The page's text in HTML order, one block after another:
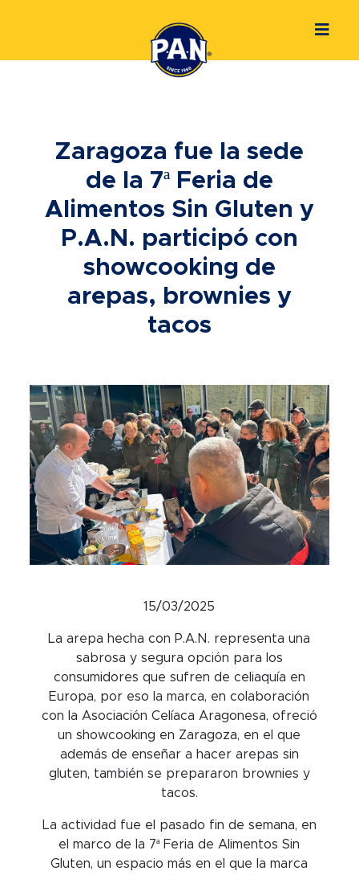
Zaragoza fue la sede
de la 7ª Feria de
Alimentos Sin Gluten y
P.A.N. participó con
showcooking de
arepas, brownies y
tacos
15/03/2025
La arepa hecha con P.A.N. representa una
sabrosa y segura opción para los
consumidores que sufren de celiaquía en
Europa, por eso la marca, en colaboración
con la Asociación Celíaca Aragonesa, ofreció
un showcooking en Zaragoza, en el que
además de enseñar a hacer arepas sin
gluten, también se prepararon brownies y
tacos.
La actividad fue el pasado fin de semana, en
el marco de la 7ª Feria de Alimentos Sin
Gluten, un espacio más en el que la marca